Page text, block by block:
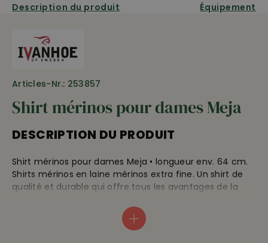
Description du produit Équipement
Articles-Nr.: 253857
Shirt mérinos pour dames Meja
DESCRIPTION DU PRODUIT
Shirt mérinos pour dames Meja • longueur env. 64 cm.
Shirts mérinos en laine mérinos extra fine. Un shirt de
qualité et durable qui offre tous les avantages de la
grâce à l’extrême finesse de la laine mérinos.